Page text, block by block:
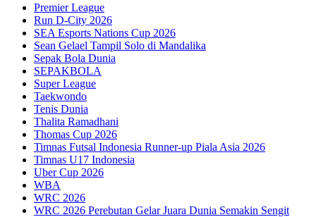
Premier League
Run D-City 2026
SEA Esports Nations Cup 2026
Sean Gelael Tampil Solo di Mandalika
Sepak Bola Dunia
SEPAKBOLA
Super League
Taekwondo
Tenis Dunia
Thalita Ramadhani
Thomas Cup 2026
Timnas Futsal Indonesia Runner-up Piala Asia 2026
Timnas U17 Indonesia
Uber Cup 2026
WBA
WRC 2026
WRC 2026 Perebutan Gelar Juara Dunia Semakin Sengit